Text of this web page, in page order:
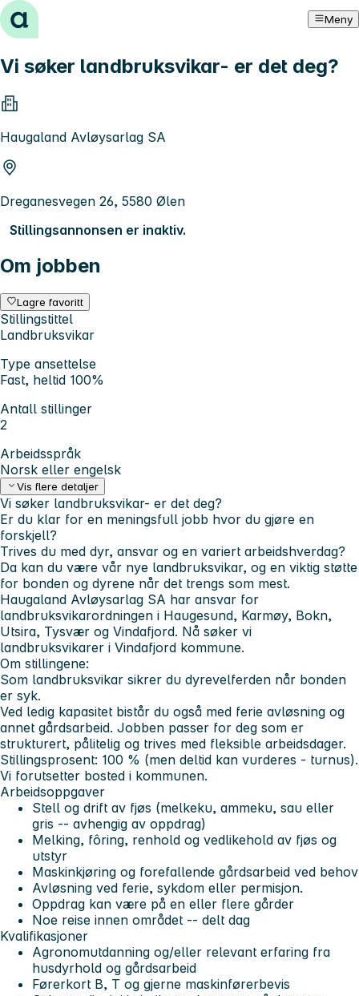
Hopp til innhold Meny
Vi søker landbruksvikar- er det deg?
Haugaland Avløysarlag SA
Dreganesvegen 26, 5580 Ølen
Stillingsannonsen er inaktiv.
Om jobben
Lagre favoritt
Stillingstittel
Landbruksvikar
Type ansettelse
Fast, heltid 100%
Antall stillinger
2
Arbeidsspråk
Norsk eller engelsk
Vis flere detaljer
Vi søker landbruksvikar- er det deg?
Er du klar for en meningsfull jobb hvor du gjøre en
forskjell?
Trives du med dyr, ansvar og en variert arbeidshverdag?
Da kan du være vår nye landbruksvikar, og en viktig støtte
for bonden og dyrene når det trengs som mest.
Haugaland Avløysarlag SA har ansvar for
landbruksvikarordningen i Haugesund, Karmøy, Bokn,
Utsira, Tysvær og Vindafjord. Nå søker vi
landbruksvikarer i Vindafjord kommune.
Om stillingene:
Som landbruksvikar sikrer du dyrevelferden når bonden
er syk.
Ved ledig kapasitet bistår du også med ferie avløsning og
annet gårdsarbeid. Jobben passer for deg som er
strukturert, pålitelig og trives med fleksible arbeidsdager.
Stillingsprosent: 100 % (men deltid kan vurderes - turnus).
Vi forutsetter bosted i kommunen.
Arbeidsoppgaver
Stell og drift av fjøs (melkeku, ammeku, sau eller
gris -- avhengig av oppdrag)
Melking, fôring, renhold og vedlikehold av fjøs og
utstyr
Maskinkjøring og forefallende gårdsarbeid ved behov
Avløsning ved ferie, sykdom eller permisjon.
Oppdrag kan være på en eller flere gårder
Noe reise innen området -- delt dag
Kvalifikasjoner
Agronomutdanning og/eller relevant erfaring fra
husdyrhold og gårdsarbeid
Førerkort B, T og gjerne maskinførerbevis